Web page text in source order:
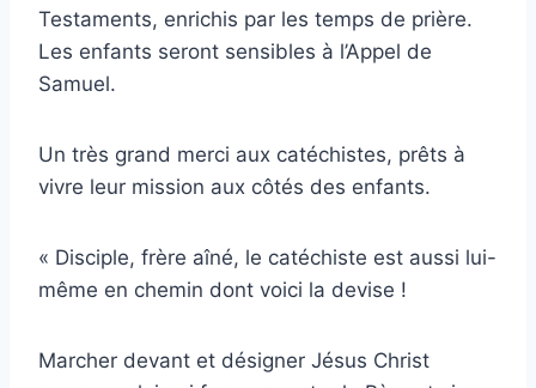
Testaments, enrichis par les temps de prière.
Les enfants seront sensibles à l’Appel de
Samuel.
Un très grand merci aux catéchistes, prêts à
vivre leur mission aux côtés des enfants.
« Disciple, frère aîné, le catéchiste est aussi lui-
même en chemin dont voici la devise !
Marcher devant et désigner Jésus Christ